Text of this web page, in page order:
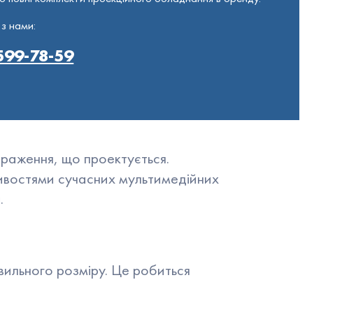
нами:
78-59
що проектується.
сучасних мультимедійних
розміру. Це робиться